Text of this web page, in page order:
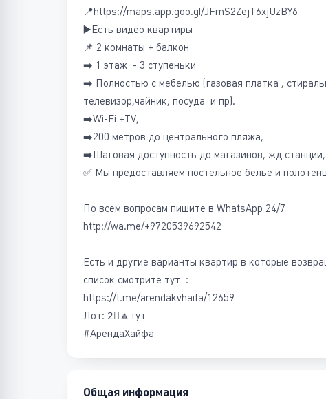
📍https://maps.app.goo.gl/JFmS2ZejT6xjUzBY6
▶️Есть видео квартиры
📌 2 комнаты + балкон
➡️ 1 этаж - 3 ступеньки
➡️ Полностью с мебелью (газовая платка ,
телевизор,чайник, посуда и пр).
➡️Wi-Fi +TV,
➡️200 метров до центрального пляжа,
➡️Шаговая доступность до магазинов, жд
✅ Мы предоставляем постельное белье и
По всем вопросам пишите в WhatsApp 24/7
http://wa.me/+9720539692542
Есть и другие варианты квартир в которые
список смотрите тут :
https://t.me/arendakvhaifa/12659
Лот: 2⃣🔼тут
#АрендаХайфа
Общая информация